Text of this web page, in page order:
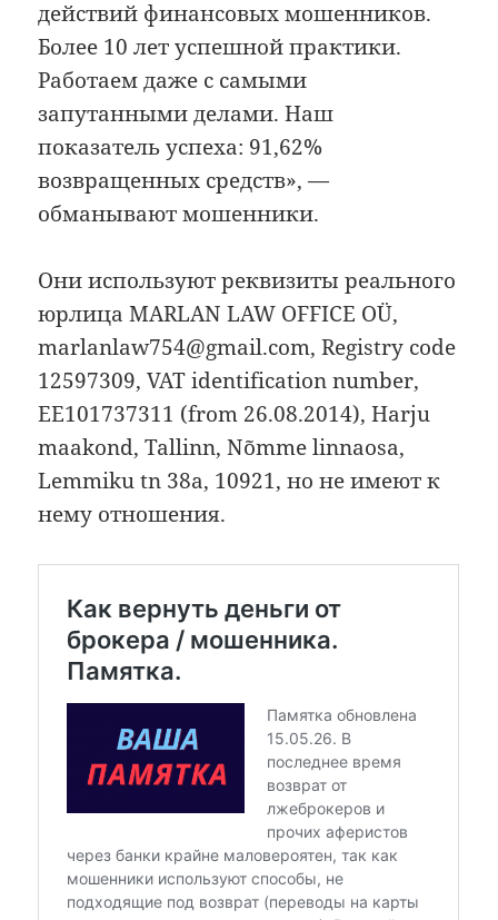
действий финансовых мошенников.
Более 10 лет успешной практики.
Работаем даже с самыми
запутанными делами. Наш
показатель успеха: 91,62%
возвращенных средств», —
обманывают мошенники.
Они используют реквизиты реального
юрлица MARLAN LAW OFFICE OÜ,
marlanlaw754@gmail.com, Registry code
12597309, VAT identification number,
EE101737311 (from 26.08.2014), Harju
maakond, Tallinn, Nõmme linnaosa,
Lemmiku tn 38a, 10921, но не имеют к
нему отношения.